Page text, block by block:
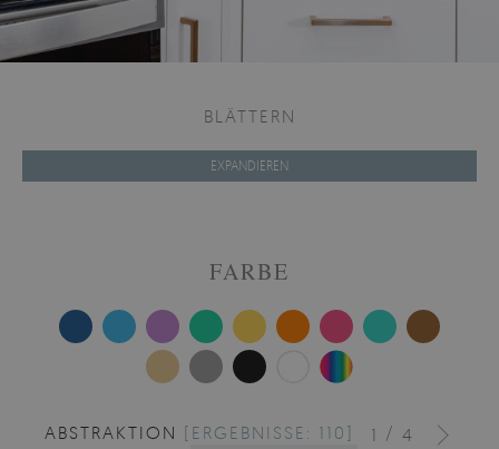
BLÄTTERN
EXPANDIEREN
FARBE
1 / 4
ABSTRAKTION [ERGEBNISSE: 110]